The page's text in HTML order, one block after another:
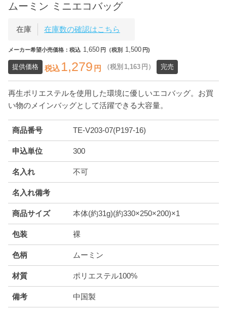
ムーミン ミニエコバッグ
在庫 在庫数の確認はこちら
メーカー希望小売価格：税込 1,650 円（税別 1,500 円)
提供価格 税込 1,279 円 （税別 1,163 円） 完売
再生ポリエステルを使用した環境に優しいエコバッグ。お買
い物のメインバッグとして活躍できる大容量。
商品番号 TE-V203-07(P197-16)
申込単位 300
名入れ 不可
名入れ備考
商品サイズ 本体(約31g)(約330×250×200)×1
包装 裸
色柄 ムーミン
材質 ポリエステル100%
備考 中国製